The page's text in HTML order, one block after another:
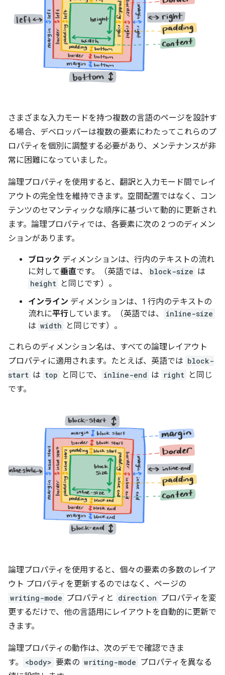
さまざまな入力モードを持つ複数の言語のページを設計す
る場合、デベロッパーは複数の要素にわたってこれらのプ
ロパティを個別に調整する必要があり、メンテナンスが非
常に困難になっていました。
論理プロパティを使用すると、翻訳と入力モード間でレイ
アウトの完全性を維持できます。空間配置ではなく、コン
テンツのセマンティックな順序に基づいて動的に更新され
ます。論理プロパティでは、各要素に次の 2 つのディメン
ションがあります。
ブロック ディメンションは、行内のテキストの流れ
に対して垂直です。（英語では、 block-size は
height と同じです）。
インライン ディメンションは、1 行内のテキストの
流れに平行しています。（英語では、 inline-size
は width と同じです）。
これらのディメンション名は、すべての論理レイアウト
プロパティに適用されます。たとえば、英語では block-
start は top と同じで、 inline-end は right と同じ
です。
論理プロパティを使用すると、個々の要素の多数のレイア
ウト プロパティを更新するのではなく、ページの
writing-mode プロパティと direction プロパティを変
更するだけで、他の言語用にレイアウトを自動的に更新で
きます。
論理プロパティの動作は、次のデモで確認できま
す。
<body> 要素の writing-mode プロパティを異なる